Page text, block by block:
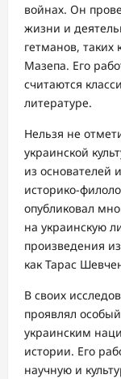
войнах. Он
жизни и
гетманов,
Мазепа. Его
считаются
литературе.
Нельзя не
украинской
из основателей
историко-
опубликовал
на украинскую
произведения
как Тарас
В своих
проявлял
украинским
истории. Его
научную и